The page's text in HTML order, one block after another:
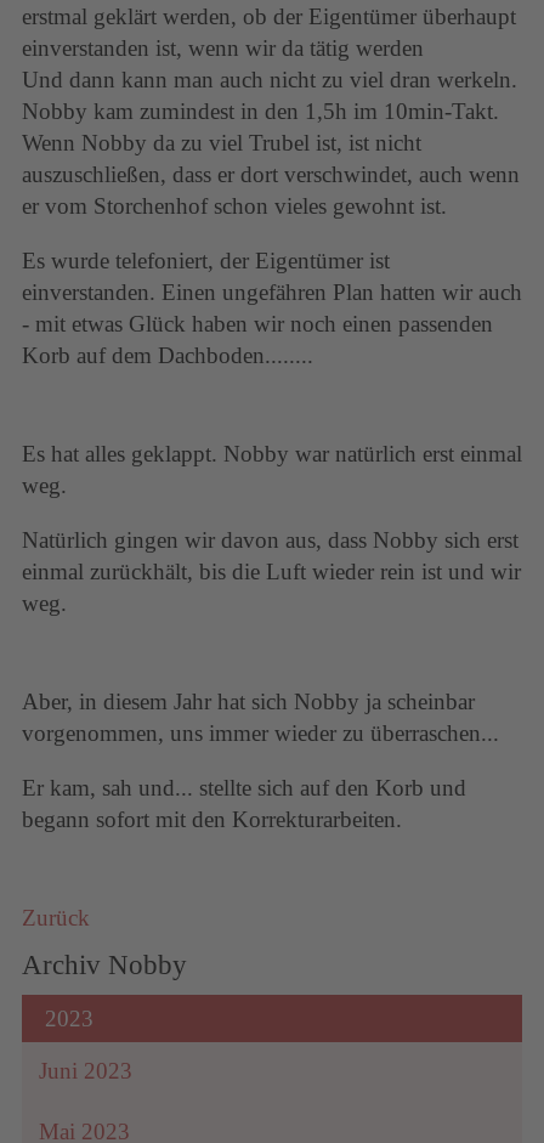
erstmal geklärt werden, ob der Eigentümer überhaupt
einverstanden ist, wenn wir da tätig werden
Und dann kann man auch nicht zu viel dran werkeln.
Nobby kam zumindest in den 1,5h im 10min-Takt.
Wenn Nobby da zu viel Trubel ist, ist nicht
auszuschließen, dass er dort verschwindet, auch wenn
er vom Storchenhof schon vieles gewohnt ist.
Es wurde telefoniert, der Eigentümer ist
einverstanden. Einen ungefähren Plan hatten wir auch
- mit etwas Glück haben wir noch einen passenden
Korb auf dem Dachboden........
Es hat alles geklappt. Nobby war natürlich erst einmal
weg.
Natürlich gingen wir davon aus, dass Nobby sich erst
einmal zurückhält, bis die Luft wieder rein ist und wir
weg.
Aber, in diesem Jahr hat sich Nobby ja scheinbar
vorgenommen, uns immer wieder zu überraschen...
Er kam, sah und... stellte sich auf den Korb und
begann sofort mit den Korrekturarbeiten.
Zurück
Archiv Nobby
2023
Juni 2023
Mai 2023